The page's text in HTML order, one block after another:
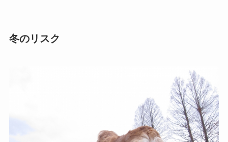
冬のリスク